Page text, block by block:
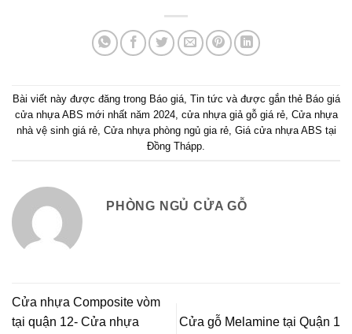
Bài viết này được đăng trong Báo giá, Tin tức và được gắn thẻ Báo giá
cửa nhựa ABS mới nhất năm 2024, cửa nhựa giả gỗ giá rẻ, Cửa nhựa
nhà vệ sinh giá rẻ, Cửa nhựa phòng ngủ gia rẻ, Giá cửa nhựa ABS tại
Đồng Thápp
PHÒNG NGỦ CỬA GỖ
Cửa nhựa Composite vòm
tại quận 12- Cửa nhựa
Cửa gỗ Melamine tại Quận 1